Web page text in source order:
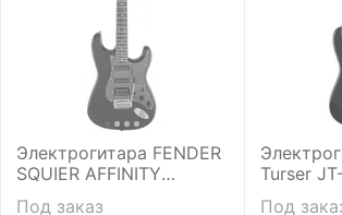
Электрогитара FENDER
SQUIER AFFINITY
STRATOCASTER HSS
Под заказ
Turser
Под